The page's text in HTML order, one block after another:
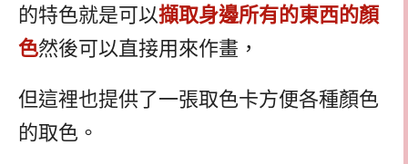
的特色就是可以擷取身邊所有的東西的顏
色然後可以直接用來作畫，
但這裡也提供了一張取色卡方便各種顏色
的取色。